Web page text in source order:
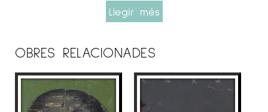
Exposa regularment en sales nacionals i
Barcelona, Màlaga, Girona, Madrid, Lleida, Japó
o França.
Llegir més
OBRES RELACIONADES